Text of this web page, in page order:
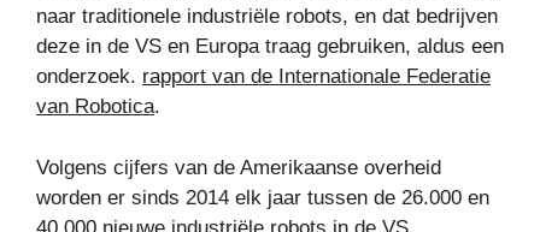
naar traditionele industriële robots, en dat bedrijven
deze in de VS en Europa traag gebruiken, aldus een
onderzoek. rapport van de Internationale Federatie
van Robotica.
Volgens cijfers van de Amerikaanse overheid
worden er sinds 2014 elk jaar tussen de 26.000 en
40.000 nieuwe industriële robots in de VS